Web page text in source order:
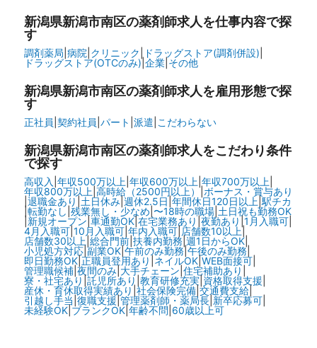
新潟県新潟市南区の薬剤師求人を仕事内容で探
す
調剤薬局 病院 クリニック ドラッグストア(調剤併設)
ドラッグストア(OTCのみ)| 企業| その他
新潟県新潟市南区の薬剤師求人を雇用形態で探
す
正社員 契約社員 パート 派遣 こだわらない
新潟県新潟市南区の薬剤師求人をこだわり条件
で探す
高収入 年収500万以上 年収600万以上 年収700万以上
年収800万以上 高時給（2500円以上）| ボーナス・賞与あり
退職金あり 土日休み| 週休2.5日 年間休日120日以上 駅チカ
|転勤なし 残業無し・少なめ 〜18時の職場| 土日祝も勤務OK
|新規オープン 車通勤OK|在宅業務あり 夜勤あり 1月入職可|
4月入職可| 10月入職可| 年内入職可| 店舗数10以上|
店舗数30以上 総合門前| 扶養内勤務 週1日からOK|
小児処方対応| 副業OK| 午前のみ勤務| 午後のみ勤務|
即日勤務OK| 正職員登用あり ネイルOK| WEB面接可|
管理職候補| 夜間のみ| 大手チェーン 住宅補助あり
寮・社宅あり 託児所あり 教育研修充実| 資格取得支援
産休・育休取得実績あり 社会保険完備| 交通費支給|
引越し手当 復職支援 |管理薬剤師・薬局長| 新卒応募可|
未経験OK| ブランクOK| 年齢不問 60歳以上可